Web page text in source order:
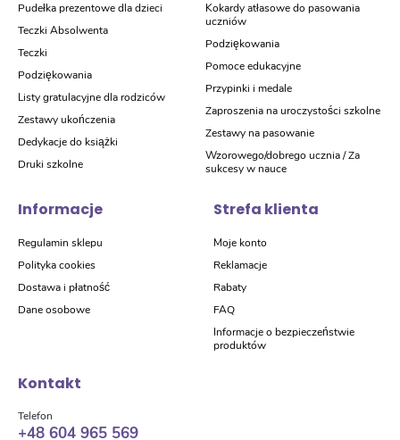
Pudełka prezentowe dla dzieci
Teczki Absolwenta
Teczki
Podziękowania
Listy gratulacyjne dla rodziców
Zestawy ukończenia
Dedykacje do książki
Druki szkolne
Kokardy atłasowe do pasowania
uczniów
Podziękowania
Pomoce edukacyjne
Przypinki i medale
Zaproszenia na uroczystości szkolne
Zestawy na pasowanie
Wzorowego/dobrego ucznia / Za
sukcesy w nauce
Informacje
Regulamin sklepu
Polityka cookies
Dostawa i płatność
Dane osobowe
Strefa klienta
Moje konto
Reklamacje
Rabaty
FAQ
Informacje o bezpieczeństwie
produktów
Kontakt
Telefon
+48 604 965 569